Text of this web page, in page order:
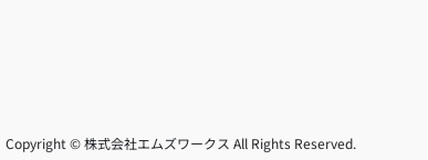
Copyright © 株式会社エムズワークス All Rights Reserved.